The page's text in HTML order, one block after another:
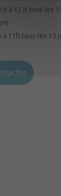
h à 12 h tous les
à 11h tous les 15